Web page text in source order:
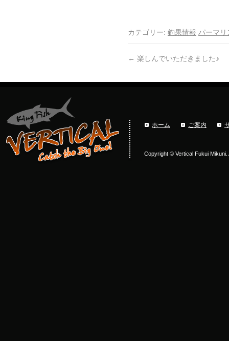
カテゴリー: 釣果情報 パーマリ
← 楽しんでいただきました♪
ホーム ご案内
Copyright © Vertical Fukui